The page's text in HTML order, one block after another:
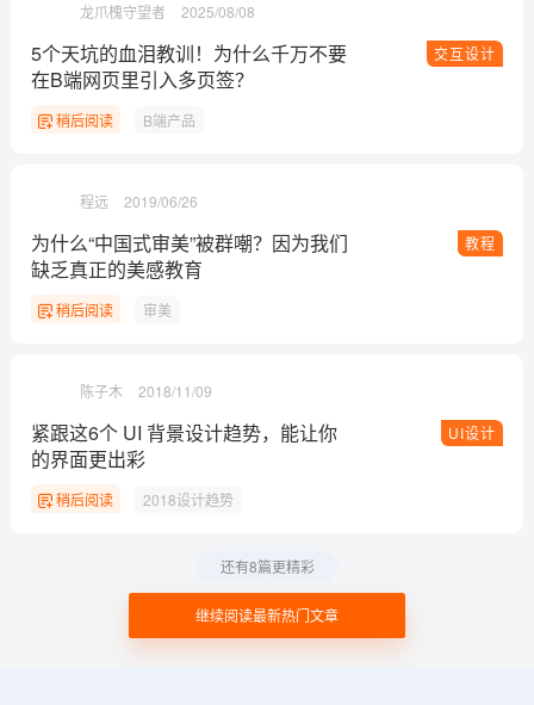
龙爪槐守望者 2025/08/08
交互设计
5个天坑的血泪教训！为什么千万不要
在B端网页里引入多页签？
稍后阅读 B端产品
程远 2019/06/26
教程
为什么“中国式审美”被群嘲？因为我们
缺乏真正的美感教育
稍后阅读 审美
陈子木 2018/11/09
UI设计
紧跟这6个 UI 背景设计趋势，能让你
的界面更出彩
稍后阅读 2018设计趋势
继续阅读最新热门文章
还有8篇更精彩